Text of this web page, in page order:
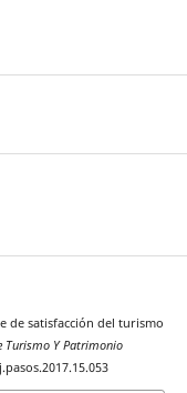
de satisfacción del turismo
Turismo Y Patrimonio